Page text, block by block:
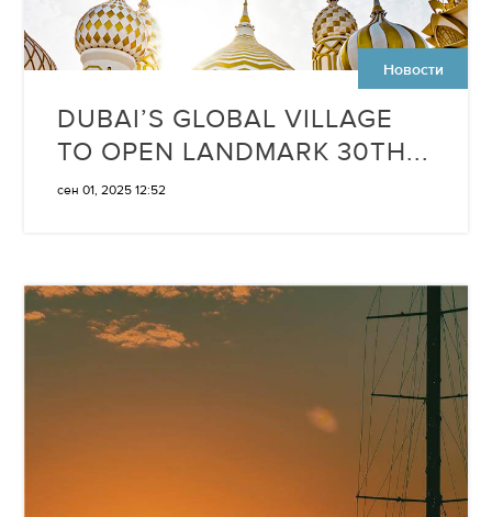
Новости
DUBAI’S GLOBAL VILLAGE
TO OPEN LANDMARK 30TH...
сен 01, 2025 12:52